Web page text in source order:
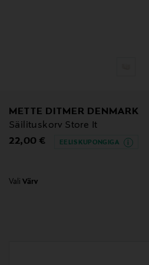
METTE DITMER DENMARK
Säilituskorv Store It
Original Price
22,00 € EELIS KUPONGIGA
Vali Värv